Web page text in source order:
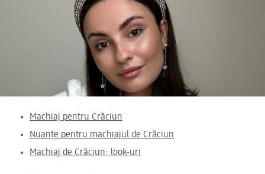
Machiaj pentru Crăciun
Nuanțe pentru machiajul de Crăciun
Machiaj de Crăciun: look-uri